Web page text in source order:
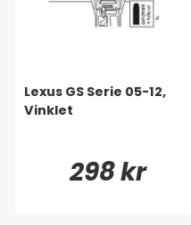
Lexus GS Serie 05-12,
Vinklet
298 kr